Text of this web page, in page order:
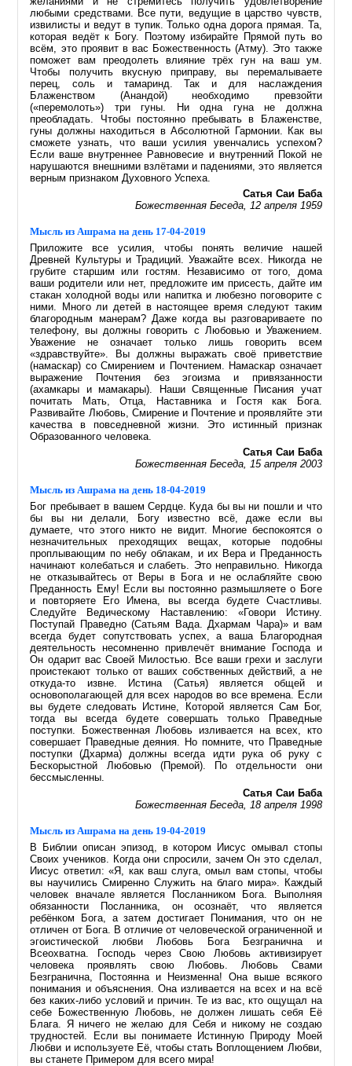
любыми средствами. Все пути, ведущие в царство чувств,
извилисты и ведут в тупик. Только одна дорога прямая. Та,
которая ведёт к Богу. Поэтому избирайте Прямой путь во
всём, это проявит в вас Божественность (Атму). Это также
поможет вам преодолеть влияние трёх гун на ваш ум.
Чтобы получить вкусную приправу, вы перемалываете
перец, соль и тамаринд. Так и для наслаждения
Блаженством (Анандой) необходимо превзойти
(«перемолоть») три гуны. Ни одна гуна не должна
преобладать. Чтобы постоянно пребывать в Блаженстве,
гуны должны находиться в Абсолютной Гармонии. Как вы
сможете узнать, что ваши усилия увенчались успехом?
Если ваше внутреннее Равновесие и внутренний Покой не
нарушаются внешними взлётами и падениями, это является
верным признаком Духовного Успеха.
Сатья Саи Баба
Божественная Беседа, 12 апреля 1959
Мысль из Ашрама на день 17-04-2019
Приложите все усилия, чтобы понять величие нашей
Древней Культуры и Традиций. Уважайте всех. Никогда не
грубите старшим или гостям. Независимо от того, дома
ваши родители или нет, предложите им присесть, дайте им
стакан холодной воды или напитка и любезно поговорите с
ними. Много ли детей в настоящее время следуют таким
благородным манерам? Даже когда вы разговариваете по
телефону, вы должны говорить с Любовью и Уважением.
Уважение не означает только лишь говорить всем
«здравствуйте». Вы должны выражать своё приветствие
(намаскар) со Смирением и Почтением. Намаскар означает
выражение Почтения без эгоизма и привязанности
(ахамкары и мамакары). Наши Священные Писания учат
почитать Мать, Отца, Наставника и Гостя как Бога.
Развивайте Любовь, Смирение и Почтение и проявляйте эти
качества в повседневной жизни. Это истинный признак
Образованного человека.
Сатья Саи Баба
Божественная Беседа, 15 апреля 2003
Мысль из Ашрама на день 18-04-2019
Бог пребывает в вашем Сердце. Куда бы вы ни пошли и что
бы вы ни делали, Богу известно всё, даже если вы
думаете, что этого никто не видит. Многие беспокоятся о
незначительных преходящих вещах, которые подобны
проплывающим по небу облакам, и их Вера и Преданность
начинают колебаться и слабеть. Это неправильно. Никогда
не отказывайтесь от Веры в Бога и не ослабляйте свою
Преданность Ему! Если вы постоянно размышляете о Боге
и повторяете Его Имена, вы всегда будете Счастливы.
Следуйте Ведическому Наставлению: «Говори Истину.
Поступай Праведно (Сатьям Вада. Дхармам Чара)» и вам
всегда будет сопутствовать успех, а ваша Благородная
деятельность несомненно привлечёт внимание Господа и
Он одарит вас Своей Милостью. Все ваши грехи и заслуги
проистекают только от ваших собственных действий, а не
откуда-то извне. Истина (Сатья) является общей и
основополагающей для всех народов во все времена. Если
вы будете следовать Истине, Которой является Сам Бог,
тогда вы всегда будете совершать только Праведные
поступки. Божественная Любовь изливается на всех, кто
совершает Праведные деяния. Но помните, что Праведные
поступки (Дхарма) должны всегда идти рука об руку с
Бескорыстной Любовью (Премой). По отдельности они
бессмысленны.
Сатья Саи Баба
Божественная Беседа, 18 апреля 1998
Мысль из Ашрама на день 19-04-2019
В Библии описан эпизод, в котором Иисус омывал стопы
Своих учеников. Когда они спросили, зачем Он это сделал,
Иисус ответил: «Я, как ваш слуга, омыл вам стопы, чтобы
вы научились Смиренно Служить на благо мира». Каждый
человек вначале является Посланником Бога. Выполняя
обязанности Посланника, он осознаёт, что является
ребёнком Бога, а затем достигает Понимания, что он не
отличен от Бога. В отличие от человеческой ограниченной и
эгоистической любви Любовь Бога Безгранична и
Всеохватна. Господь через Свою Любовь активизирует
человека проявлять свою Любовь. Любовь Свами
Безгранична, Постоянна и Неизменна! Она выше всякого
понимания и объяснения. Она изливается на всех и на всё
без каких-либо условий и причин. Те из вас, кто ощущал на
себе Божественную Любовь, не должен лишать себя Её
Блага. Я ничего не желаю для Себя и никому не создаю
трудностей. Если вы понимаете Истинную Природу Моей
Любви и используете Её, чтобы стать Воплощением Любви,
вы станете Примером для всего мира!